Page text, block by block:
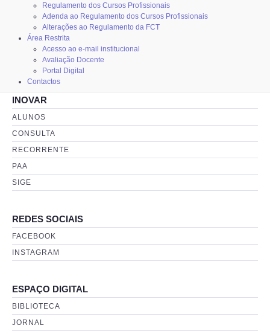
Regulamento dos Cursos Profissionais
Adenda ao Regulamento dos Cursos Profissionais
Alterações ao Regulamento da FCT
Área Restrita
Acesso ao e-mail institucional
Avaliação Docente
Portal Digital
Contactos
INOVAR
ALUNOS
CONSULTA
RECORRENTE
PAA
SIGE
REDES SOCIAIS
FACEBOOK
INSTAGRAM
ESPAÇO DIGITAL
BIBLIOTECA
JORNAL